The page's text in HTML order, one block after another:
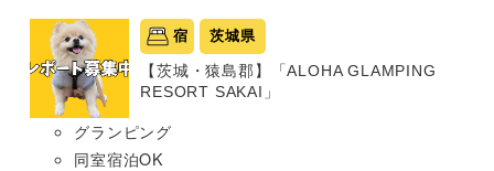
宿 茨城県
【茨城・猿島郡】「ALOHA GLAMPING
RESORT SAKAI」
グランピング
同室宿泊OK